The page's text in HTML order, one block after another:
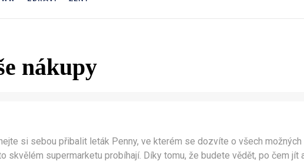
nákupy
si sebou přibalit leták Penny, ve kterém se dozvíte o všech možných
skvělém supermarketu probíhají. Díky tomu, že budete vědět, po čem jít